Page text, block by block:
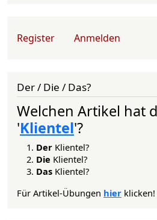
User account menu
Register Anmelden
Der / Die / Das?
Welchen Artikel hat
'Klientel'?
Der Klientel?
Die Klientel?
Das Klientel?
Für Artikel-Übungen hier klicken!